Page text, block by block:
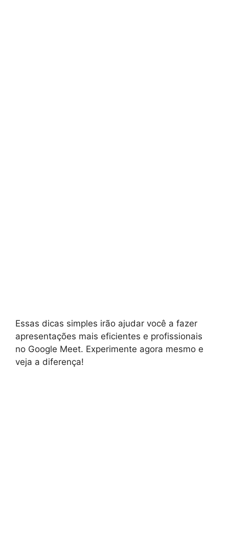
Essas dicas simples irão ajudar você a fazer
apresentações mais eficientes e profissionais
no Google Meet. Experimente agora mesmo e
veja a diferença!